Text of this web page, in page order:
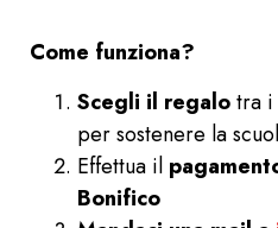
Come funziona?
Scegli il regalotra
per sostenere la
Effettua il
Bonifico